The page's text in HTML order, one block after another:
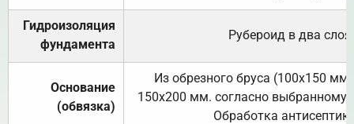
Гидроизоляция
фундамента
Рубероид в два слоя.
Основание
(обвязка)
Из обрезного бруса (100х150
150х200 мм. согласно выбранному
Обработка